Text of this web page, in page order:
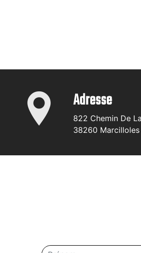
Adresse
822 Chemin De
38260 Marcilloles